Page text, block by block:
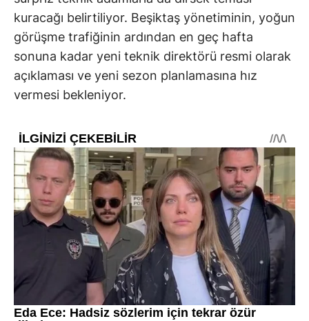
kuracağı belirtiliyor. Beşiktaş yönetiminin, yoğun
görüşme trafiğinin ardından en geç hafta
sonuna kadar yeni teknik direktörü resmi olarak
açıklaması ve yeni sezon planlamasına hız
vermesi bekleniyor.